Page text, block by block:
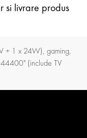
si livrare produs
+ 1 x 24W), gaming,
(include TV